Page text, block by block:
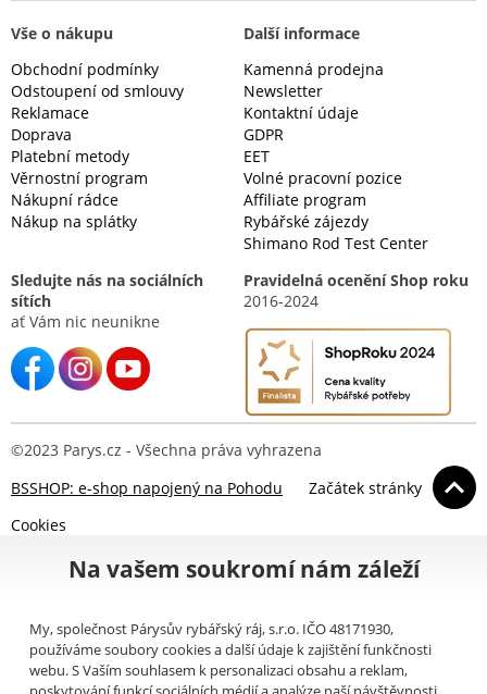
Vše o nákupu
Obchodní podmínky
Odstoupení od smlouvy
Reklamace
Doprava
Platební metody
Věrnostní program
Nákupní rádce
Nákup na splátky
Další informace
Kamenná prodejna
Newsletter
Kontaktní údaje
GDPR
EET
Volné pracovní pozice
Affiliate program
Rybářské zájezdy
Shimano Rod Test Center
Sledujte nás na sociálních
sítích
ať Vám nic neunikne
Pravidelná ocenění Shop roku
2016-2024
©2023 Parys.cz - Všechna práva vyhrazena
BSSHOP: e-shop napojený na Pohodu
Začátek stránky
Cookies
Na vašem soukromí nám záleží
My, společnost Párysův rybářský ráj, s.r.o. IČO 48171930,
používáme soubory cookies a další údaje k zajištění funkčnosti
webu. S Vaším souhlasem k personalizaci obsahu a reklam,